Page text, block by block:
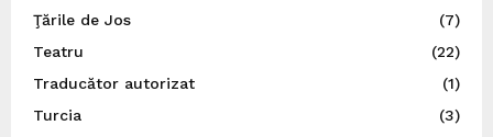
Ţările de Jos
(7)
Teatru
(22)
Traducător autorizat
(1)
Turcia
(3)